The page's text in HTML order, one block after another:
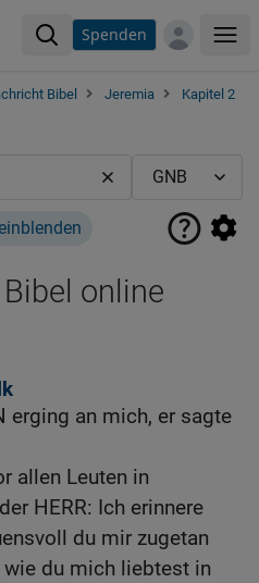
Spenden
Bibel Jeremia
Kapitel 2
online
erging an mich, er sagte
allen Leuten in
HERR: Ich erinnere
du mir zugetan
du mich liebtest in